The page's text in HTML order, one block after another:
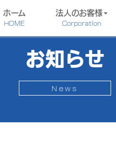
ホーム
HOME
法人のお客様
Corporation
お知らせ
News